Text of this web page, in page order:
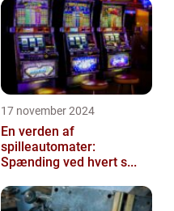
17 november 2024
En verden af
spilleautomater:
Spænding ved hvert s...